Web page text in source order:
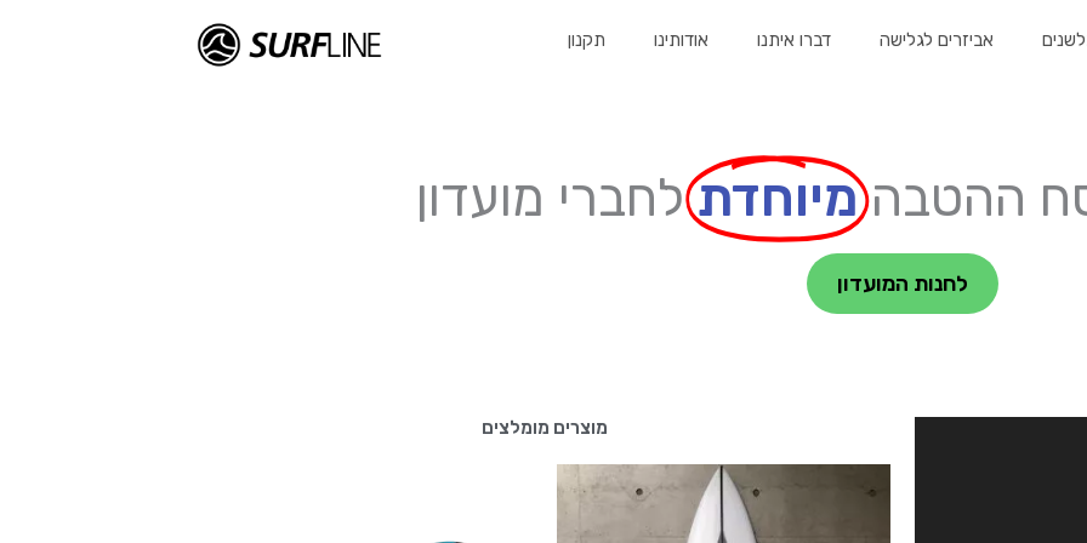
אביזרים לגלישה דברו איתנו אודותינו תקנון
ההטבהמיוחדת לחברי מועדון
לחנות המועדון
מוצרים מומלצים